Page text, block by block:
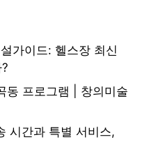
가이드: 헬스장 최신
동 프로그램 | 창의미술
시간과 특별 서비스,